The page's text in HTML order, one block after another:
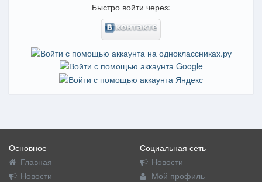
Быстро войти через:
Основное
Главная
Новости
Социальная сеть
Новости
Мой профиль